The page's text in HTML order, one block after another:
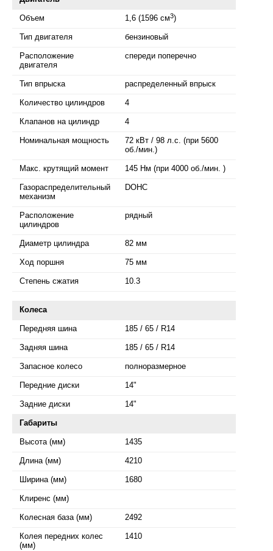
Объем 1,6 (1596 см3)
Тип двигателя бензиновый
Расположение
двигателя
спереди поперечно
Тип впрыска распределенный впрыск
Количество цилиндров 4
Клапанов на цилиндр 4
Номинальная мощность
72 кВт / 98 л.с. (при 5600
об./мин.)
Макс. крутящий момент 145 Нм (при 4000 об./мин. )
Газораспределительный
механизм
DOHC
Расположение
цилиндров
рядный
Диаметр цилиндра 82 мм
Ход поршня 75 мм
Степень сжатия 10.3
Колеса
Передняя шина 185 / 65 / R14
Задняя шина 185 / 65 / R14
Запасное колесо полноразмерное
Передние диски 14"
Задние диски 14"
Габариты
Высота (мм) 1435
Длина (мм) 4210
Ширина (мм) 1680
Клиренс (мм)
Колесная база (мм) 2492
Колея передних колес
(мм)
1410